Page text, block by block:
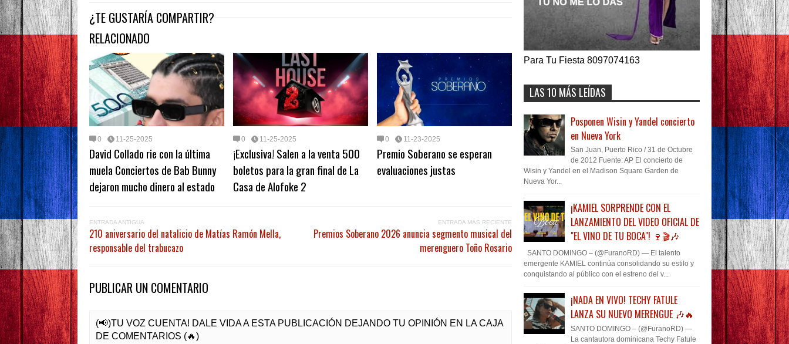
¿TE GUSTARÍA COMPARTIR?
RELACIONADO
0 11-25-2025
David Collado rie con la última
muela Conciertos de Bab Bunny
dejaron mucho dinero al estado
0 11-25-2025
¡Exclusiva! Salen a la venta 500
boletos para la gran final de La
Casa de Alofoke 2
0 11-23-2025
Premio Soberano se esperan
evaluaciones justas
ENTRADA MÁS RECIENTE
Premios Soberano 2026 anuncia segmento musical del
merenguero Toño Rosario
ENTRADA ANTIGUA
210 aniversario del natalicio de Matías Ramón Mella,
responsable del trabucazo
PUBLICAR UN COMENTARIO
(📢)TU VOZ CUENTA! DALE VIDA A ESTA PUBLICACIÓN DEJANDO TU OPINIÓN EN LA CAJA
DE COMENTARIOS (🔥)
Para Tu Fiesta 8097074163
LAS 10 MÁS LEÍDAS
Posponen Wisin y Yandel concierto
en Nueva York
San Juan, Puerto Rico / 31 de Octubre
de 2012 Fuente: AP El concierto de
Wisin y Yandel en el Madison Square Garden de
Nueva Yor...
¡KAMIEL SORPRENDE CON EL
LANZAMIENTO DEL VIDEO OFICIAL DE
"EL VINO DE TU BOCA"! 🍷🎬🎶
SANTO DOMINGO – (@FuranoRD) — El talento
emergente KAMIEL continúa consolidando su estilo y
conquistando al público con el estreno del v...
¡NADA EN VIVO! TECHY FATULE
LANZA SU NUEVO MERENGUE 🎶🔥
SANTO DOMINGO – (@FuranoRD) —
La cantautora dominicana Techy Fatule